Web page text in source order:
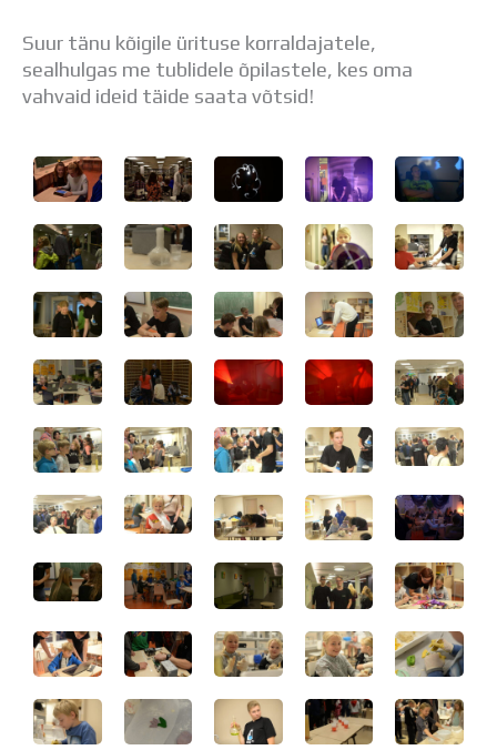
Suur tänu kõigile ürituse korraldajatele,
sealhulgas me tublidele õpilastele, kes oma
vahvaid ideid täide saata võtsid!